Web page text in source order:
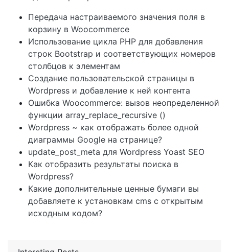
Передача настраиваемого значения поля в
корзину в Woocommerce
Использование цикла PHP для добавления
строк Bootstrap и соответствующих номеров
столбцов к элементам
Создание пользовательской страницы в
Wordpress и добавление к ней контента
Ошибка Woocommerce: вызов неопределенной
функции array_replace_recursive ()
Wordpress ~ как отображать более одной
диаграммы Google на странице?
update_post_meta для Wordpress Yoast SEO
Как отобразить результаты поиска в
Wordpress?
Какие дополнительные ценные бумаги вы
добавляете к установкам cms с открытым
исходным кодом?